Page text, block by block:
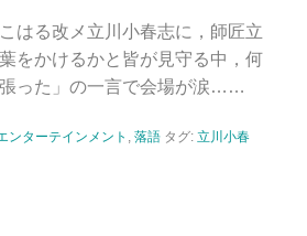
はる改メ立川小春志に，師匠立
をかけるかと皆が見守る中，何
った」の一言で会場が涙……
ンターテインメント 落語 タグ: 立川小春